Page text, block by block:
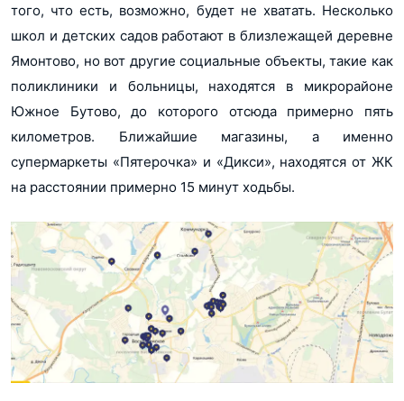
того, что есть, возможно, будет не хватать. Несколько
школ и детских садов работают в близлежащей деревне
Ямонтово, но вот другие социальные объекты, такие как
поликлиники и больницы, находятся в микрорайоне
Южное Бутово, до которого отсюда примерно пять
километров. Ближайшие магазины, а именно
супермаркеты «Пятерочка» и «Дикси», находятся от ЖК
на расстоянии примерно 15 минут ходьбы.